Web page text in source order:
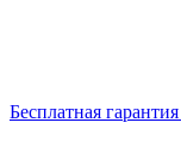
Бесплатная